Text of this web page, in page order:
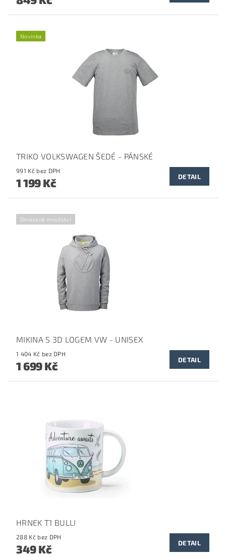
Novinka
TRIKO VOLKSWAGEN ŠEDÉ - PÁNSKÉ
991 Kč bez DPH
1 199 Kč DETAIL
Omezené množství
MIKINA S 3D LOGEM VW - UNISEX
1 404 Kč bez DPH
1 699 Kč DETAIL
HRNEK T1 BULLI
288 Kč bez DPH
349 Kč DETAIL